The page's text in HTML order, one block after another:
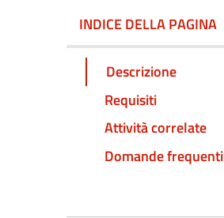
INDICE DELLA PAGINA
Descrizione
Requisiti
Attività correlate
Domande frequenti